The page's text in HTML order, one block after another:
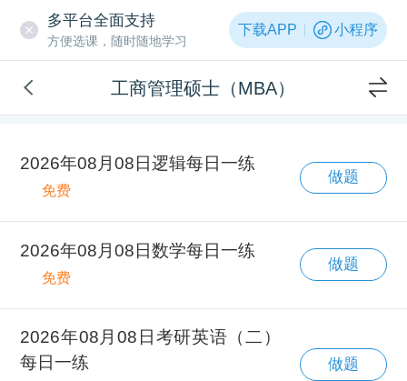
多平台全面支持
方便选课，随时随地学习
下载APP 小程序
工商管理硕士（MBA）
2026年08月08日逻辑每日一练
免费
做题
2026年08月08日数学每日一练
免费
做题
2026年08月08日考研英语（二）
每日一练
做题